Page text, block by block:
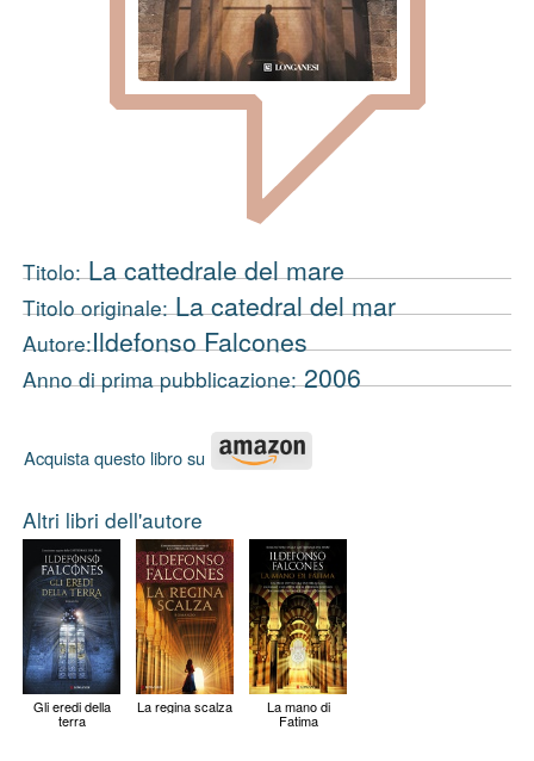
Titolo:La cattedrale del mare
Titolo originale:La catedral del mar
Autore:Ildefonso Falcones
Anno di prima pubblicazione:2006
Acquista questo libro su
Altri libri dell'autore
Gli eredi della
terra
La regina scalza La mano di
Fatima